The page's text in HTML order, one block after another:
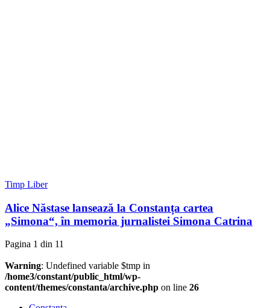
Timp Liber
Alice Năstase lansează la Constanța cartea
„Simona“, în memoria jurnalistei Simona Catrina
Pagina 1 din 11
Warning: Undefined variable $tmp in
/home3/constant/public_html/wp-
content/themes/constanta/archive.php on line 26